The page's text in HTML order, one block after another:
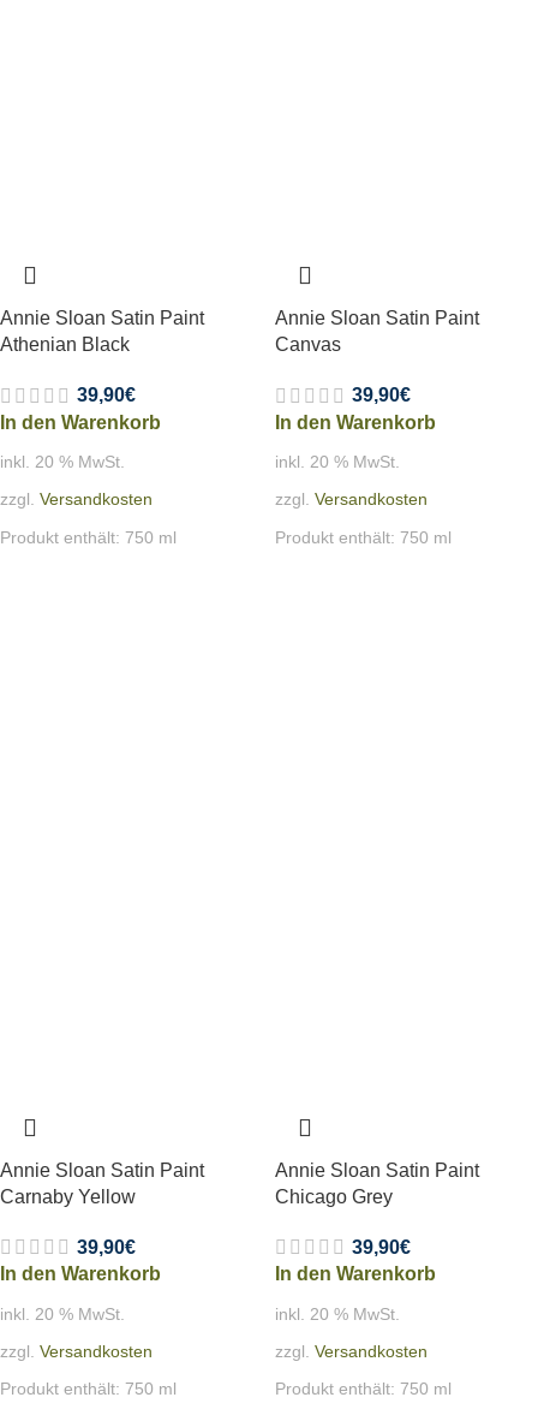
Annie Sloan Satin Paint
Athenian Black
39,90€
In den Warenkorb
inkl. 20 % MwSt.
zzgl. Versandkosten
Produkt enthält: 750 ml
Annie Sloan Satin Paint
Canvas
39,90€
In den Warenkorb
inkl. 20 % MwSt.
zzgl. Versandkosten
Produkt enthält: 750 ml
Annie Sloan Satin Paint
Carnaby Yellow
39,90€
In den Warenkorb
inkl. 20 % MwSt.
zzgl. Versandkosten
Produkt enthält: 750 ml
Annie Sloan Satin Paint
Chicago Grey
39,90€
In den Warenkorb
inkl. 20 % MwSt.
zzgl. Versandkosten
Produkt enthält: 750 ml